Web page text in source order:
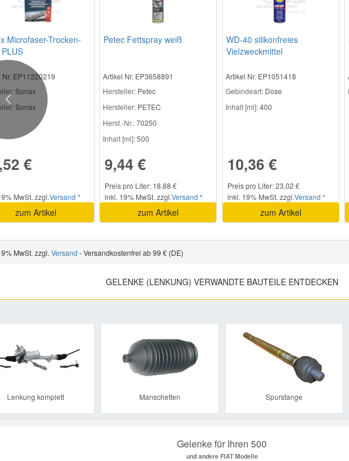
Microfaser-Trocken-
Nr. EP11220219
: Sonax
Sonax
€
MwSt. zzgl.Versand *
zum Artikel
Petec Fettspray weiß
Artikel Nr. EP3658891
Hersteller: Petec
Hersteller: PETEC
Herst.-Nr.:70250
Inhalt [ml]:500
9,44 €
Preis pro Liter: 18,88 €
inkl. 19% MwSt. zzgl.Versand *
zum Artikel
WD-40 silikonfreies
Vielzweckmittel
Artikel Nr. EP1051418
Gebindeart:Dose
Inhalt [ml]:400
10,36 €
Preis pro Liter: 23,02 €
inkl. 19% MwSt. zzgl.Versand *
zum Artikel
Previous
MwSt. zzgl. Versand - Versandkostenfrei ab 99 € (DE)
GELENKE (LENKUNG) VERWANDTE BAUTEILE ENTDECKEN
Lenkung komplett Manschetten Spurstange
Gelenke für Ihren 500
und andere FIAT Modelle